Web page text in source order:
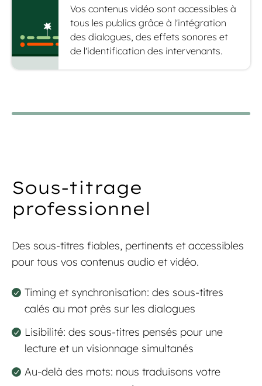
Vos contenus vidéo sont accessibles à
tous les publics grâce à l'intégration
des dialogues, des effets sonores et
de l'identification des intervenants.
Sous-titrage
professionnel
Des sous-titres fiables, pertinents et accessibles
pour tous vos contenus audio et vidéo.
Timing et synchronisation: des sous-titres
calés au mot près sur les dialogues
Lisibilité: des sous-titres pensés pour une
lecture et un visionnage simultanés
Au-delà des mots: nous traduisons votre